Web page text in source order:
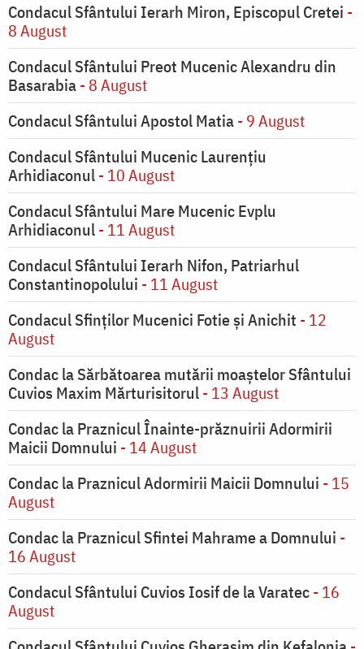
Condacul Sfântului Ierarh Miron, Episcopul Cretei -
8 August
Condacul Sfântului Preot Mucenic Alexandru din
Basarabia- 8 August
Condacul Sfântului Apostol Matia- 9 August
Condacul Sfântului Mucenic Laurențiu
Arhidiaconul- 10 August
Condacul Sfântului Mare Mucenic Evplu
Arhidiaconul- 11 August
Condacul Sfântului Ierarh Nifon, Patriarhul
Constantinopolului - 11 August
Condacul Sfinţilor Mucenici Fotie şi Anichit - 12
August
Condac la Sărbătoarea mutării moaştelor Sfântului
Cuvios Maxim Mărturisitorul- 13 August
Condac la Praznicul Înainte-prăznuirii Adormirii
Maicii Domnului - 14 August
Condac la Praznicul Adormirii Maicii Domnului - 15
August
Condac la Praznicul Sfintei Mahrame a Domnului -
16 August
Condacul Sfântului Cuvios Iosif de la Varatec- 16
August